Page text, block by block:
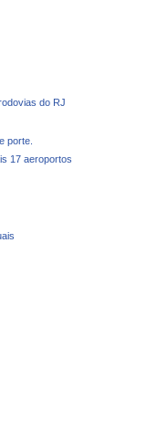
do RJ
porte.
17 aeroportos